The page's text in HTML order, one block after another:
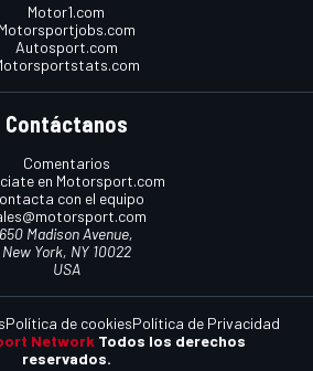
Motor1.com
Motorsportjobs.com
Autosport.com
Contáctanos
Comentarios
en Motorsport.com
con el equipo
650 Madison Avenue,
New York, NY 10022
USA
Network Todos los derechos
reservados.
Política de cookiesPolítica de Privacidad